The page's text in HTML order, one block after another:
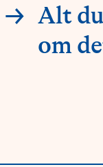
→ Alt
om